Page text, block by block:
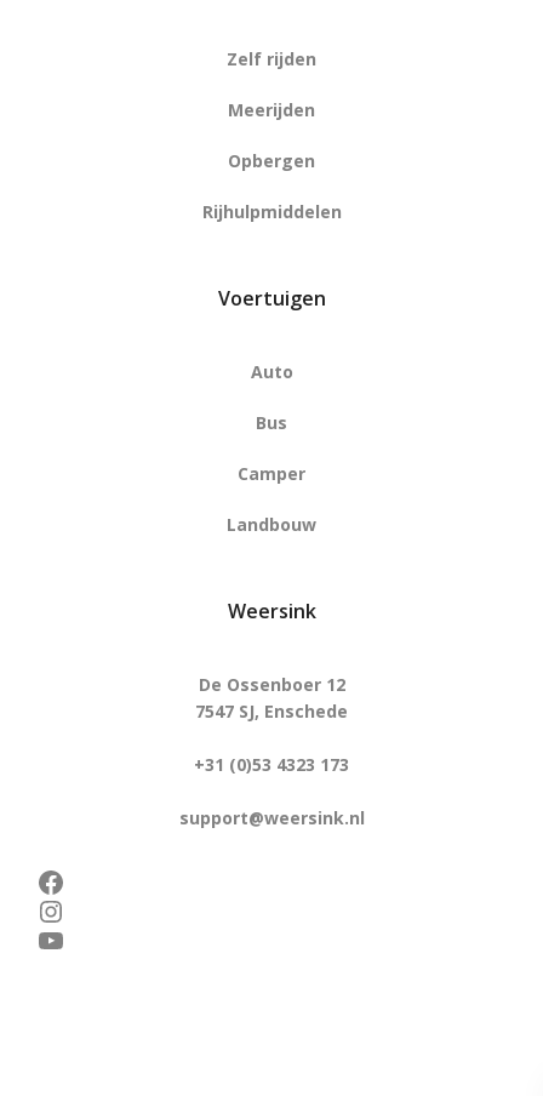
Zelf rijden
Meerijden
Opbergen
Rijhulpmiddelen
Voertuigen
Auto
Bus
Camper
Landbouw
Weersink
De Ossenboer 12
7547 SJ, Enschede
+31 (0)53 4323 173
support@weersink.nl
Facebook
Instagram
YouTube